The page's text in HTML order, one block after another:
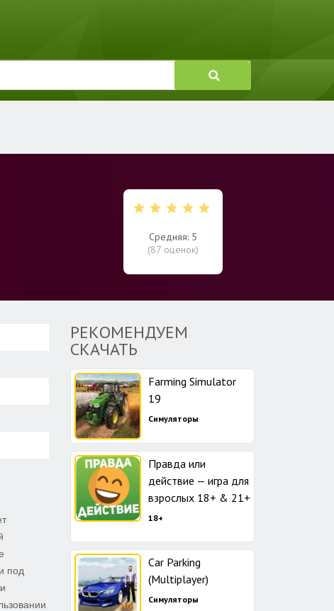
Средняя: 5
(87оценок)
под
РЕКОМЕНДУЕМ
СКАЧАТЬ
Farming Simulator
19
Симуляторы
Правда или
действие — игра для
взрослых 18+ & 21+
18+
Car Parking
(Multiplayer)
Симуляторы